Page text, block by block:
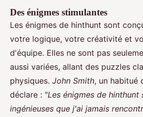
Des énigmes stimulantes
Les énigmes de hinthunt sont
votre logique, votre créativité et
d'équipe. Elles ne sont pas
aussi variées, allant des puzzles
physiques. John Smith, un habitué
déclare : "Les énigmes de
ingénieuses que j'ai jamais